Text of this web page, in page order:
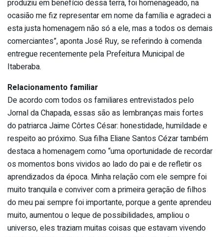
produziu em benefício dessa terra, foi homenageado, na
ocasião me fiz representar em nome da família e agradeci a
esta justa homenagem não só a ele, mas a todos os demais
comerciantes”, aponta José Ruy, se referindo à comenda
entregue recentemente pela Prefeitura Municipal de
Itaberaba.
Relacionamento familiar
De acordo com todos os familiares entrevistados pelo
Jornal da Chapada, essas são as lembranças mais fortes
do patriarca Jaime Côrtes César: honestidade, humildade e
respeito ao próximo. Sua filha Eliane Santos Cézar também
destaca a homenagem como “uma oportunidade de recordar
os momentos bons vividos ao lado do pai e de refletir os
aprendizados da época. Minha relação com ele sempre foi
muito tranquila e conviver com a primeira geração de filhos
do meu pai sempre foi importante, porque a gente aprendeu
muito, aumentou o leque de possibilidades, ampliou o
universo, eles traziam muitas coisas que estavam vivendo